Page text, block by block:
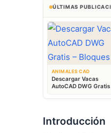
ÚLTIMAS
ANIMALES CAD
Descargar Vacas
AutoCAD DWG Gratis
Bloques Ganaderos
Introducción